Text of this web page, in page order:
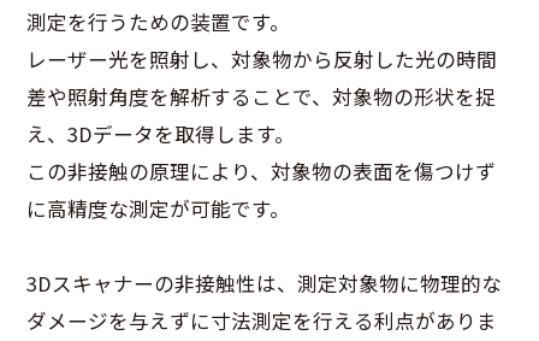
測定を行うための装置です。
レーザー光を照射し、対象物から反射した光の時間
差や照射角度を解析することで、対象物の形状を捉
え、3Dデータを取得します。
この非接触の原理により、対象物の表面を傷つけず
に高精度な測定が可能です。
3Dスキャナーの非接触性は、測定対象物に物理的な
ダメージを与えずに寸法測定を行える利点がありま